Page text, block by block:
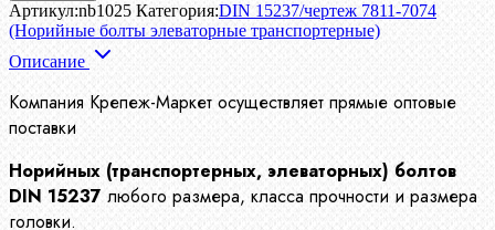
Артикул:nb1025 Категория:DIN 15237/чертеж 7811-7074
(Норийные болты элеваторные транспортерные)
Описание
Компания Крепеж-Маркет осуществляет прямые оптовые
поставки
Норийных (транспортерных, элеваторных) болтов
DIN 15237 любого размера, класса прочности и размера
головки.